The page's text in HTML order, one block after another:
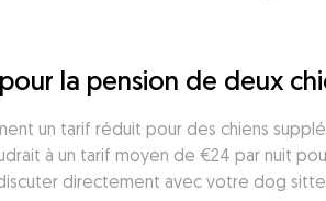
la pension de deux
un tarif réduit pour des chiens
à un tarif moyen de €24 par nuit
directement avec votre dog